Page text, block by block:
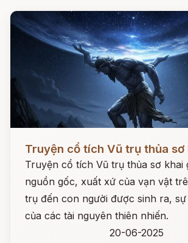
Truyện cổ tích Vũ trụ thủa sơ
Truyện cổ tích Vũ trụ thủa sơ khai
nguồn gốc, xuất xứ của vạn vật
trụ đến con người được sinh ra,
của các tài nguyên thiên nhiến.
20-06-2025